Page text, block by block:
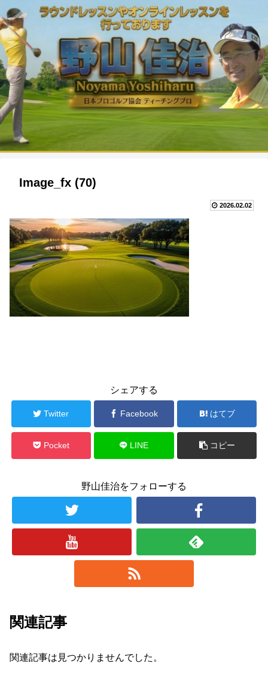
Image_fx (70)
2026.02.02
シェアする
Twitter Facebook はてブ
Pocket LINE コピー
野山佳治をフォローする
関連記事
関連記事は見つかりませんでした。